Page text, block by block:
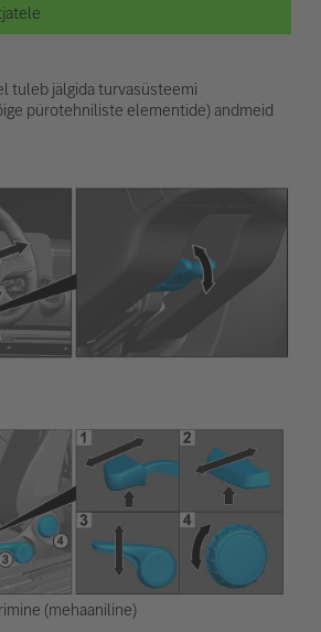
tuleb jälgida turvasüsteemi
pürotehniliste elementide) andmeid
(mehaaniline)